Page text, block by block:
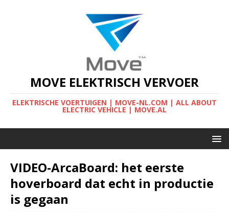
MOVE ELEKTRISCH VERVOER
ELEKTRISCHE VOERTUIGEN | MOVE-NL.COM | ALL ABOUT
ELECTRIC VEHICLE | MOVE.AL
VIDEO-ArcaBoard: het eerste
hoverboard dat echt in productie
is gegaan